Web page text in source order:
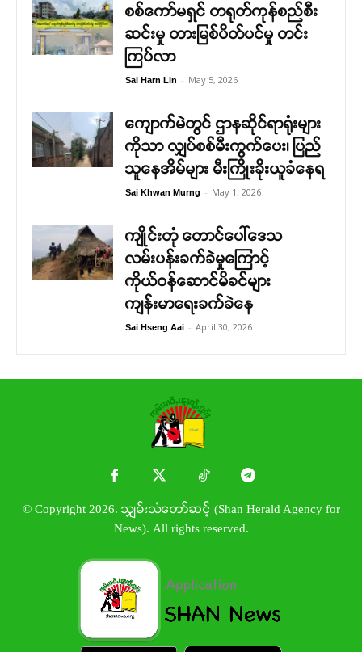
စစ်ကော်မရှင် တရုတ်ကုန်စည်စီး
ဆင်းမှု တားမြစ်ပိတ်ပင်မှု တင်း
ကြပ်လာ
Sai Harn Lin - May 5, 2026
ကျောက်မဲတွင် ဌာနဆိုင်ရာရုံးများ
ကိုသာ လျှပ်စစ်မီးကွက်ပေး၊ ပြည်
သူနေအိမ်များ မီးကြိုးခိုးယူခံနေရ
Sai Khwan Murng - May 1, 2026
ကျိုင်းတုံ တောင်ပေါ်ဒေသ
လမ်းပန်းခက်ခဲမှုကြောင့်
ကိုယ်ဝန်ဆောင်မိခင်များ
ကျန်းမာရေးခက်ခဲနေ
Sai Hseng Aai - April 30, 2026
© Copyright 2026. သျှမ်းသံတော်ဆင့် (Shan Herald Agency for
News). All rights reserved.